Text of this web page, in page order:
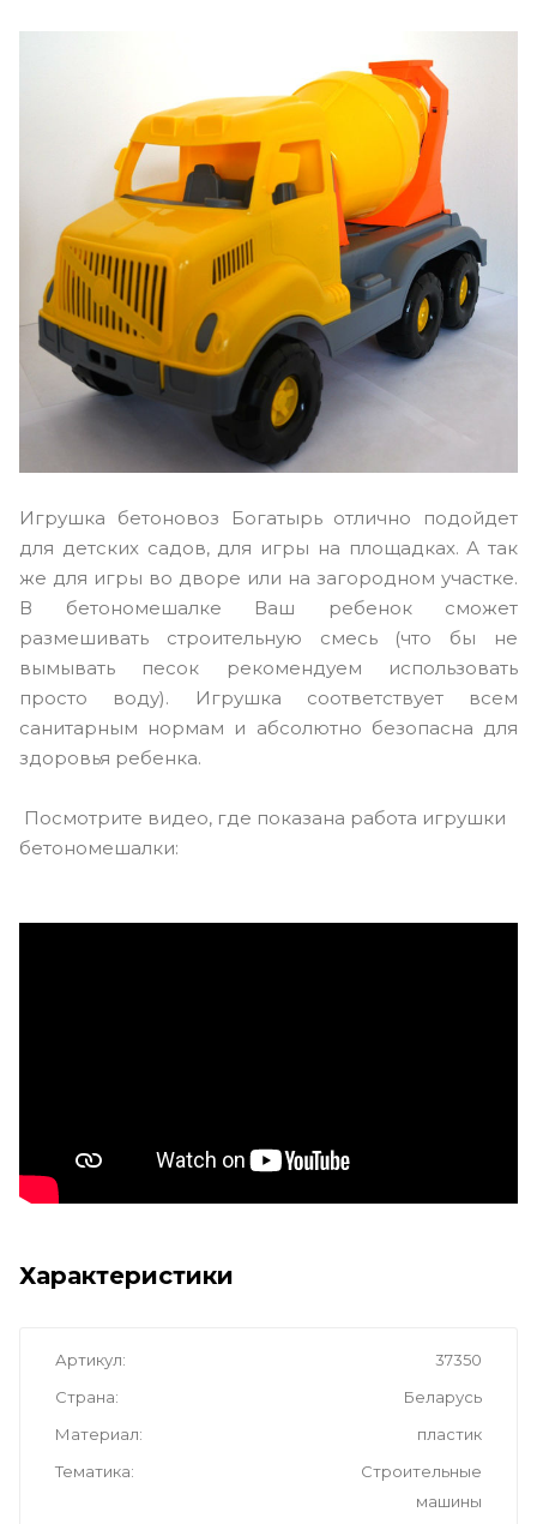
Игрушка бетоновоз Богатырь отлично подойдет
для детских садов, для игры на площадках. А так
же для игры во дворе или на загородном участке.
В бетономешалке Ваш ребенок сможет
размешивать строительную смесь (что бы не
вымывать песок рекомендуем использовать
просто воду). Игрушка соответствует всем
санитарным нормам и абсолютно безопасна для
здоровья ребенка.
Посмотрите видео, где показана работа игрушки
бетономешалки:
Характеристики
Артикул
37350
Страна
Беларусь
Материал
пластик
Тематика
Cтроительные
машины